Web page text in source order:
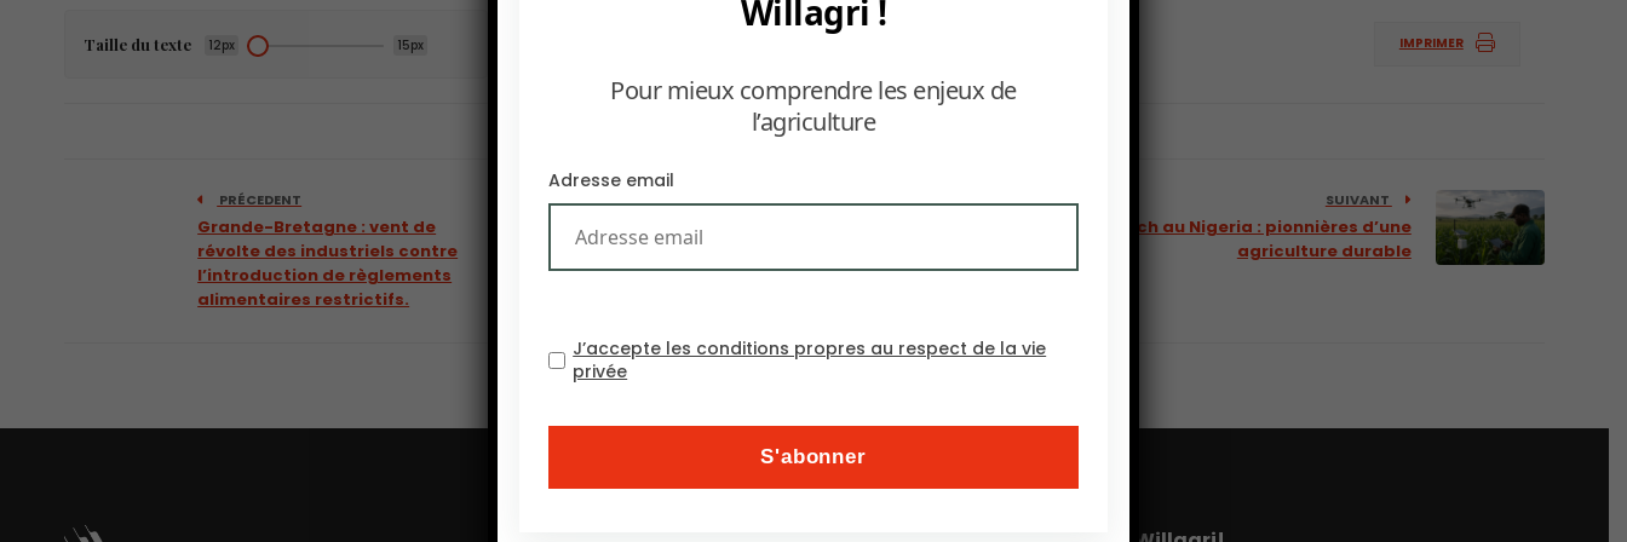
Taille du texte 12px 15px IMPRIMER
PRÉCEDENT
Grande-Bretagne : vent de
révolte des industriels contre
l’introduction de règlements
alimentaires restrictifs.
SUIVANT
Farmonaut : Startups agritech au Nigeria : pionnières d’une
agriculture durable
Willagri !
Pour mieux comprendre les enjeux de
l’agriculture
Adresse email
J’accepte les conditions propres au respect de la vie
privée